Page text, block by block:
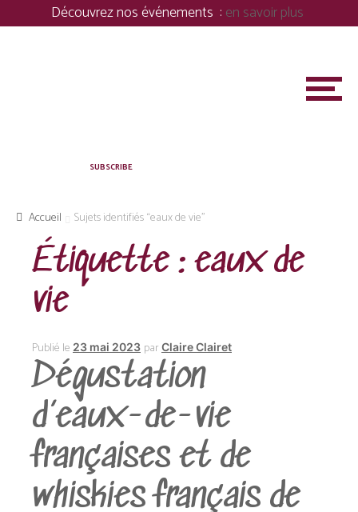
Découvrez nos événements : en savoir plus
M
ASSOCIATION
SUBSCRIBE
Accueil Sujets identifiés “eaux de vie”
Étiquette : eaux de
vie
Publié le 23 mai 2023 par Claire Clairet
Dégustation
d’eaux-de-vie
françaises et de
whiskies français de
Panneau de gestion des cookies